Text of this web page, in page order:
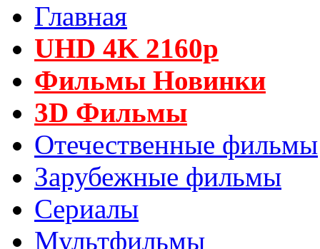
Главная
UHD 4K 2160p
Фильмы Новинки
3D Фильмы
Отечественные фильмы
Зарубежные фильмы
Сериалы
Мультфильмы